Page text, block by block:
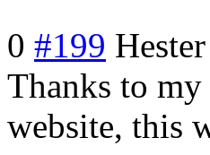
0 #199 Hester
Thanks to
website, this